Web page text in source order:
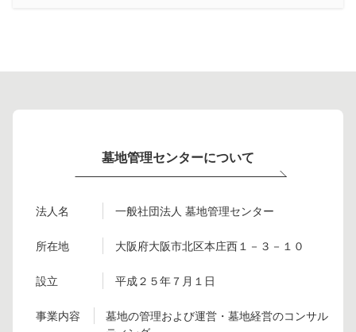
墓地管理センターについて
法人名 一般社団法人 墓地管理センター
所在地 大阪府大阪市北区本庄西１－３－１０
設立 平成２５年７月１日
事業内容
墓地の管理および運営・墓地経営のコンサル